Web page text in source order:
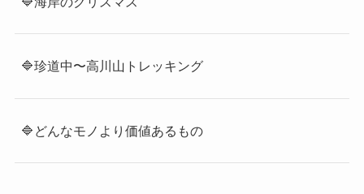
🔷珍道中〜高川山トレッキング
🔷どんなモノより価値あるもの